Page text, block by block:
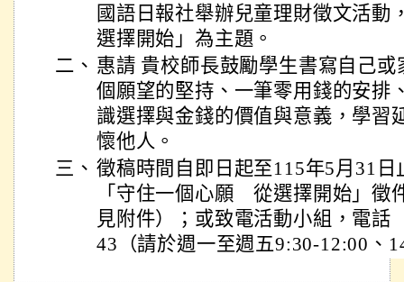
國語日報社舉辦兒童理財徵文活動
選擇開始」為主題。
二、 惠請 貴校師長鼓勵學生書寫自己
個願望的堅持、一筆零用錢的安排
識選擇與金錢的價值與意義，學習
懷他人。
三、 徵稿時間自即日起至115年5月31
「守住一個心願 從選擇開始」徵
見附件）；或致電活動小組，電話
43（請於週一至週五9:30-12:00、